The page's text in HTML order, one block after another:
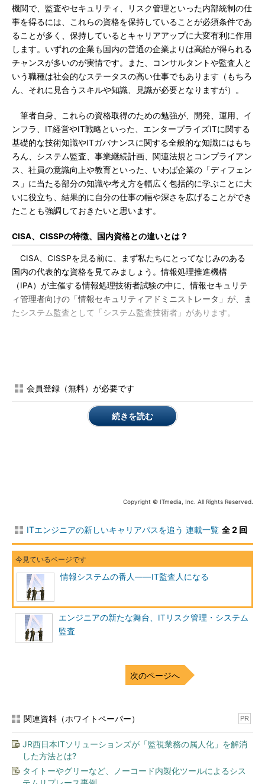
機関で、監査やセキュリティ、リスク管理といった内部統制の仕
事を得るには、これらの資格を保持していることが必須条件であ
ることが多く、保持しているとキャリアアップに大変有利に作用
します。いずれの企業も国内の普通の企業よりは高給が得られる
チャンスが多いのが実情です。また、コンサルタントや監査人と
いう職種は社会的なステータスの高い仕事でもあります（もちろ
ん、それに見合うスキルや知識、見識が必要となりますが）。
筆者自身、これらの資格取得のための勉強が、開発、運用、イ
ンフラ、IT経営やIT戦略といった、エンタープライズITに関する
基礎的な技術知識やITガバナンスに関する全般的な知識にはもち
ろん、システム監査、事業継続計画、関連法規とコンプライアン
ス、社員の意識向上や教育といった、いわば企業の「ディフェン
ス」に当たる部分の知識や考え方を幅広く包括的に学ぶことに大
いに役立ち、結果的に自分の仕事の幅や深さを広げることができ
たことも強調しておきたいと思います。
CISA、CISSPの特徴、国内資格との違いとは？
CISA、CISSPを見る前に、まず私たちにとってなじみのある
国内の代表的な資格を見てみましょう。情報処理推進機構
（IPA）が主催する情報処理技術者試験の中に、情報セキュリテ
ィ管理者向けの「情報セキュリティアドミニストレータ」が、ま
たシステム監査として「システム監査技術者」があります。
が高い4～6時間の長時間の試験である点は同じです。余談です
が、CISAやCISSPは休憩がない代わりに、途中のトイレ退出や
飲み物などの持ち込みが認められています。
す。セキュリティや監査の概念や考え方を論旨に含めたうえで作
ど、事前の準備や練習が必要でしょう。CISAやCISSPは、判断
すら解くだけです。
論述がないという点での受けやすさ、また日本以外の国では知
名度の低い情報処理推進機構の資格に比べ、国際的な知名度の高
さもCISAやCISSPの強みといえます。ただし5100円（税込み）
で受けられる情報処理推進機構の試験と異なり、諸条件によって
変わるものの3万～7万円近くかかる試験料はベンダ資格よりも
を取り巻く環境や条件、技術が変わっても一生有効な国内資格と
ポイントを稼ぎ、そのうえで（自動車免許のように）資格の更新
を定期的に行うところに特徴があります。継続的な努力で、専門
家としてのスキルや知識を磨き続けることが“プロフェッショナ
会員登録（無料）が必要です
続きを読む
Copyright © ITmedia, Inc. All Rights Reserved.
ITエンジニアの新しいキャリアパスを追う 連載一覧 全 2 回
情報システムの番人――IT監査人になる
エンジニアの新たな舞台、ITリスク管理・システム
監査
次のページへ
関連資料（ホワイトペーパー） PR
JR西日本ITソリューションズが「監視業務の属人化」を解消
した方法とは?
タイトーやグリーなど、ノーコード内製化ツールによるシス